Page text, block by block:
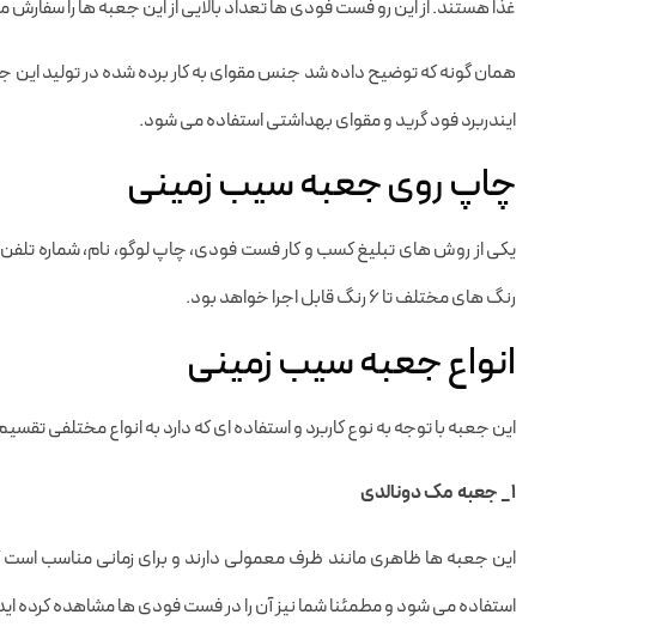
غذا هستند. از این رو فست فودی ها تعداد بالایی از این جعبه ها را
همان گونه که توضیح داده شد جنس مقوای به کار برده شده در تولید این
ایندربرد فود گرید و مقوای بهداشتی استفاده می شود.
چاپ روی جعبه سیب زمینی
یکی از روش های تبلیغ کسب و کار فست فودی، چاپ لوگو، نام، شماره
رنگ های مختلف تا ۶ رنگ قابل اجرا خواهد بود.
انواع جعبه سیب زمینی
این جعبه با توجه به نوع کاربرد و استفاده ای که دارد به انواع مختلفی
۱_ جعبه مک دونالدی
این جعبه ها ظاهری مانند ظرف معمولی دارند و برای زمانی مناسب
استفاده می شود و مطمئنا شما نیز آن را در فست فودی ها مشاهده